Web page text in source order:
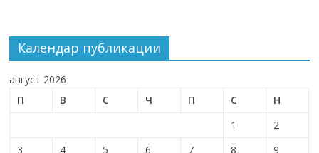
Календар публикации
август 2026
П
В С Ч П С
Н
1
2
3
4 5 6 7 8
9